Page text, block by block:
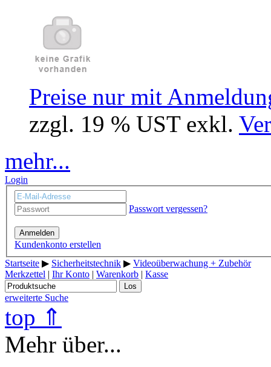
Preise nur mit
zzgl. 19 % UST exkl.
mehr...
Login
Passwort vergessen?
Anmelden
Kundenkonto erstellen
Startseite ▶ Sicherheitstechnik ▶ Videoüberwachung + Zubehör
Merkzettel | Ihr Konto | Warenkorb | Kasse
Los
erweiterte Suche
top ⇑
Mehr über...